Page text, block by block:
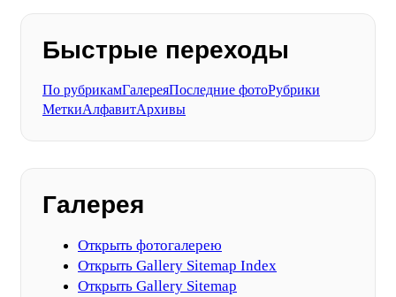
Быстрые переходы
По рубрикамГалереяПоследние фотоРубрики
МеткиАлфавитАрхивы
Галерея
Открыть фотогалерею
Открыть Gallery Sitemap Index
Открыть Gallery Sitemap